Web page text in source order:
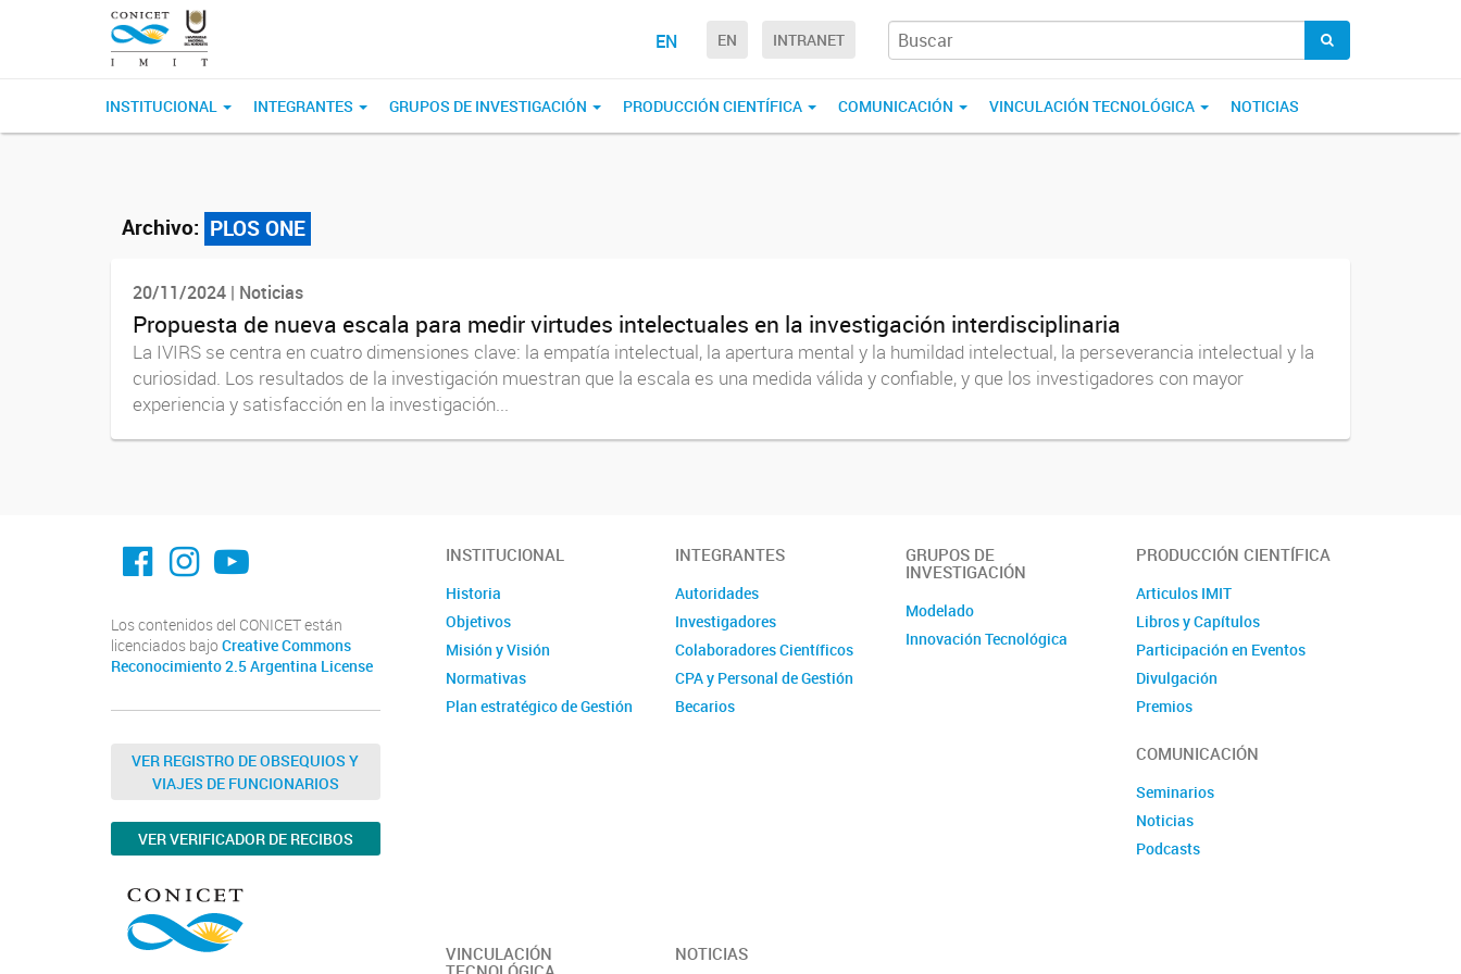
EN EN INTRANET
INSTITUCIONAL INTEGRANTES GRUPOS DE INVESTIGACIÓN PRODUCCIÓN CIENTÍFICA COMUNICACIÓN VINCULACIÓN TECNOLÓGICA NOTICIAS
Archivo: PLOS ONE
20/11/2024 | Noticias
Propuesta de nueva escala para medir virtudes intelectuales en la investigación interdisciplinaria
La IVIRS se centra en cuatro dimensiones clave: la empatía intelectual, la apertura mental y la humildad intelectual, la perseverancia intelectual y la
curiosidad. Los resultados de la investigación muestran que la escala es una medida válida y confiable, y que los investigadores con mayor
experiencia y satisfacción en la investigación...
facebook imit.conicet
imit.conicet
Youtube
Los contenidos del CONICET están
licenciados bajo Creative Commons
Reconocimiento 2.5 Argentina License
VER REGISTRO DE OBSEQUIOS Y
VIAJES DE FUNCIONARIOS
VER VERIFICADOR DE RECIBOS
INSTITUCIONAL
Historia
Objetivos
Misión y Visión
Normativas
Plan estratégico de Gestión
INTEGRANTES
Autoridades
Investigadores
Colaboradores Científicos
CPA y Personal de Gestión
Becarios
GRUPOS DE
INVESTIGACIÓN
Modelado
Innovación Tecnológica
PRODUCCIÓN CIENTÍFICA
Articulos IMIT
Libros y Capítulos
Participación en Eventos
Divulgación
Premios
COMUNICACIÓN
Seminarios
Noticias
Podcasts
VINCULACIÓN
NOTICIAS